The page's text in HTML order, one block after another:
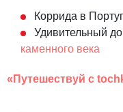
Коррида в
Удивительный
каменного века
«Путешествуй с